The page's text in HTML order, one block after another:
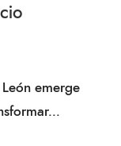
emerge